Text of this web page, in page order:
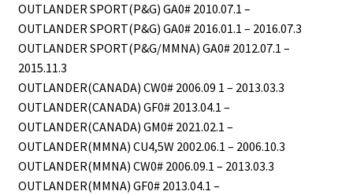
OUTLANDER SPORT(P&G) GA0# 2010.07.1 –
OUTLANDER SPORT(P&G) GA0# 2016.01.1 – 2016.07.3
OUTLANDER SPORT(P&G/MMNA) GA0# 2012.07.1 –
2015.11.3
OUTLANDER(CANADA) CW0# 2006.09 1 – 2013.03.3
OUTLANDER(CANADA) GF0# 2013.04.1 –
OUTLANDER(CANADA) GM0# 2021.02.1 –
OUTLANDER(MMNA) CU4,5W 2002.06.1 – 2006.10.3
OUTLANDER(MMNA) CW0# 2006.09.1 – 2013.03.3
OUTLANDER(MMNA) GF0# 2013.04.1 –